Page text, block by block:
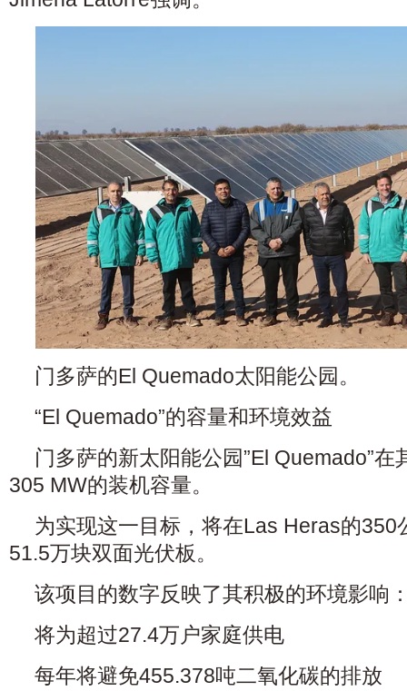
门多萨的El Quemado太阳能公园。
“El Quemado”的容量和环境效益
门多萨的新太阳能公园”El Quemado”
305 MW的装机容量。
为实现这一目标，将在Las Heras的350
51.5万块双面光伏板。
该项目的数字反映了其积极的环境影响
将为超过27.4万户家庭供电
每年将避免455.378吨二氧化碳的排放